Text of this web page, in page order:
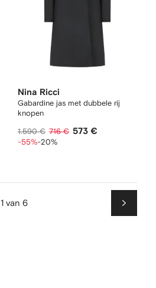
Nina Ricci
Gabardine jas met dubbele rij
knopen
1.590 € 716 € 573 €
-55%-20%
1 van 6